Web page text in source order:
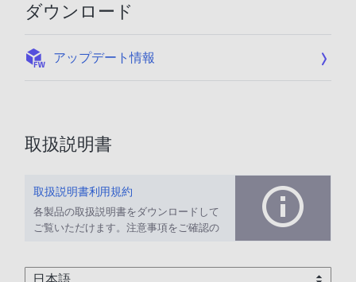
ダウンロード
アップデート情報
取扱説明書
取扱説明書利用規約
各製品の取扱説明書をダウンロードして
ご覧いただけます。注意事項をご確認の